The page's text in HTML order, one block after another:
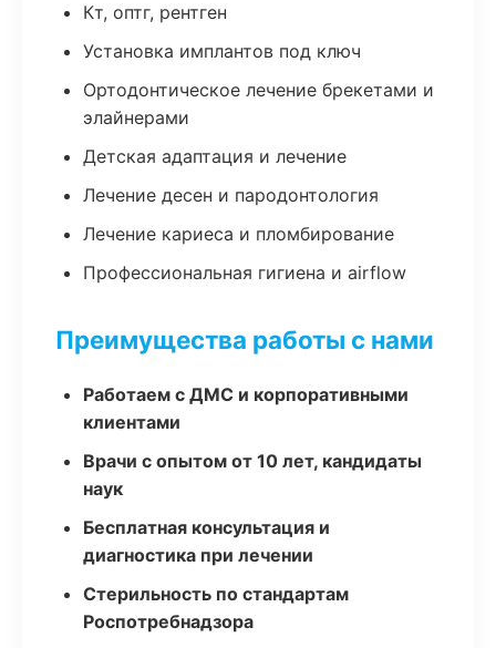
Кт, оптг, рентген
Установка имплантов под ключ
Ортодонтическое лечение брекетами и
элайнерами
Детская адаптация и лечение
Лечение десен и пародонтология
Лечение кариеса и пломбирование
Профессиональная гигиена и airflow
Преимущества работы с нами
Работаем с ДМС и корпоративными
клиентами
Врачи с опытом от 10 лет, кандидаты
наук
Бесплатная консультация и
диагностика при лечении
Стерильность по стандартам
Роспотребнадзора